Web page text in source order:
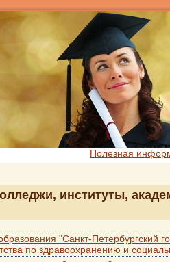
Полезная
институты,
"Санкт-Петербургский
по здравоохранению и